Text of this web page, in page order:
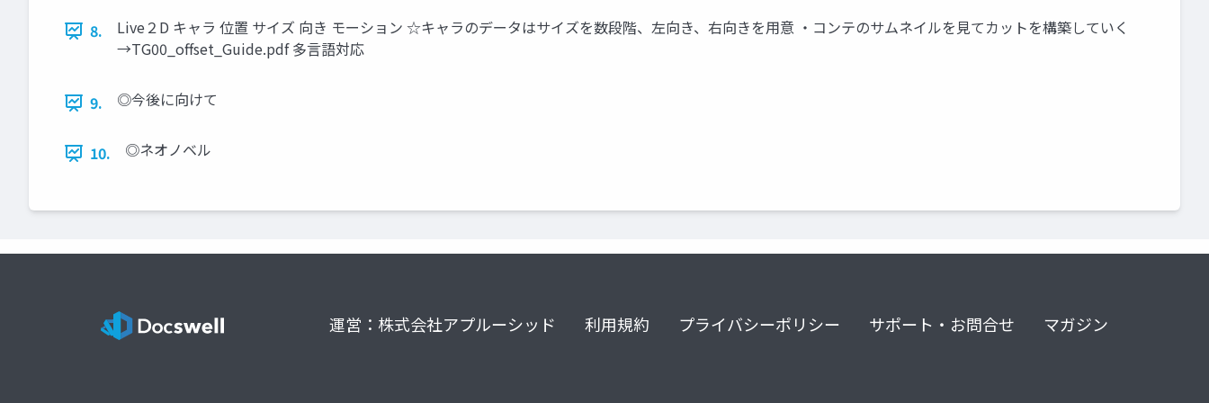
8.
Live２D キャラ 位置 サイズ 向き モーション ☆キャラのデータはサイズを数段階、左向き、右向きを用意 ・コンテのサムネイルを見てカットを構築していく
→TG00_offset_Guide.pdf 多言語対応
9. ◎今後に向けて
10. ◎ネオノベル
運営：株式会社アプルーシッド 利用規約 プライバシーポリシー サポート・お問合せ マガジン